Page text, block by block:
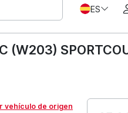
ES
(W203)
vehículo de origen